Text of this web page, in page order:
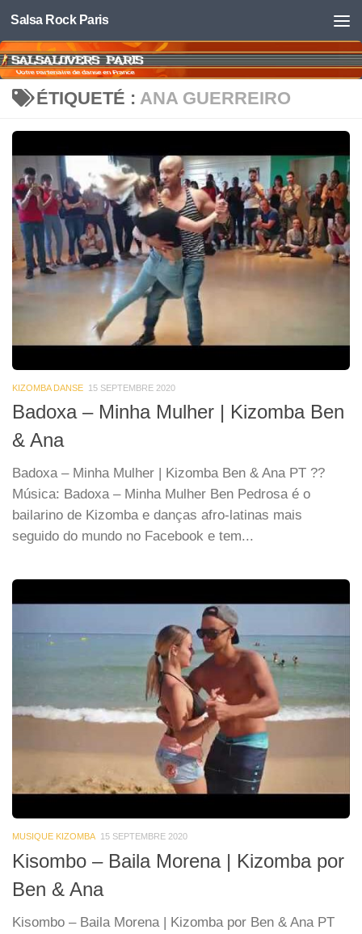
Skip to content
Salsa Rock Paris
ÉTIQUETÉ : ANA GUERREIRO
KIZOMBA DANSE 15 SEPTEMBRE 2020
Badoxa – Minha Mulher | Kizomba Ben
& Ana
Badoxa – Minha Mulher | Kizomba Ben & Ana PT ??
Música: Badoxa – Minha Mulher Ben Pedrosa é o
bailarino de Kizomba e danças afro-latinas mais
seguido do mundo no Facebook e tem...
MUSIQUE KIZOMBA 15 SEPTEMBRE 2020
Kisombo – Baila Morena | Kizomba por
Ben & Ana
Kisombo – Baila Morena | Kizomba por Ben & Ana PT